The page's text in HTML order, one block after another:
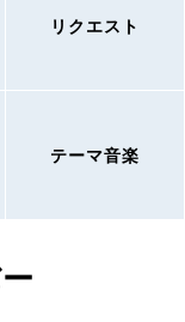
リクエスト
テーマ音楽